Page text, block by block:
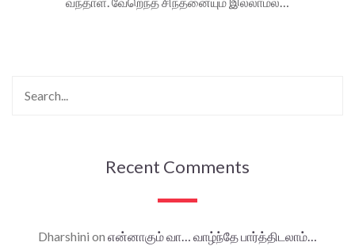
Recent Comments
Dharshini on என்னாகும் வா… வாழ்ந்தே பார்த்திடலாம்…